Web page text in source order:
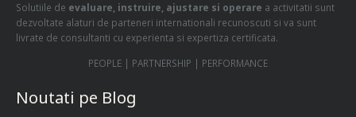
Solutiile de evaluare, instruire, ajustare si operare a activitatii sunt
dezvoltate alaturi de parteneri internationali recunoscuti si va sunt
livrate de consultanti cu experienta si expertiza certificata.
PEOPLE | PARTNERSHIP | PERFORMANCE
Noutati pe Blog